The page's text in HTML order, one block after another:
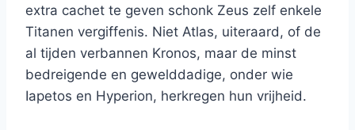
extra cachet te geven schonk Zeus zelf enkele
Titanen vergiffenis. Niet Atlas, uiteraard, of de
al tijden verbannen Kronos, maar de minst
bedreigende en gewelddadige, onder wie
Iapetos en Hyperion, herkregen hun vrijheid.